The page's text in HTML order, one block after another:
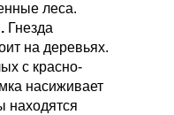
леса.
Гнезда
на деревьях.
с красно-
насиживает
находятся